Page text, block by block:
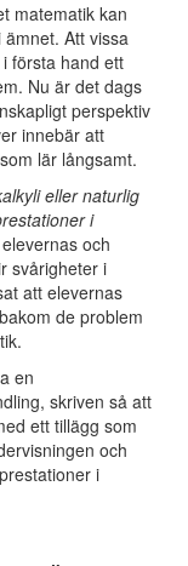
matematik kan
Att vissa
första hand ett
Nu är det dags
perspektiv
innebär att
lär långsamt.
eller naturlig
i
och
svårigheter i
att elevernas
de problem
en
skriven så att
ett tillägg som
och
i